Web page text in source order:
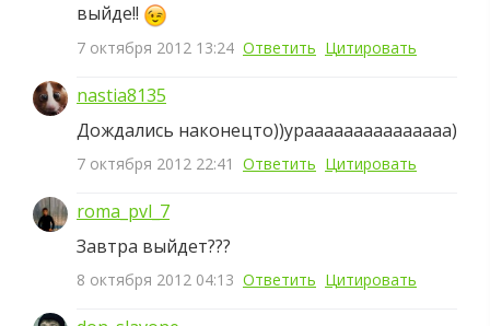
выйде!!
7 октября 2012 13:24 Ответить Цитировать
nastia8135
Дождались наконецто))урааааааааааааааа)
7 октября 2012 22:41 Ответить Цитировать
roma_pvl_7
Завтра выйдет???
8 октября 2012 04:13 Ответить Цитировать